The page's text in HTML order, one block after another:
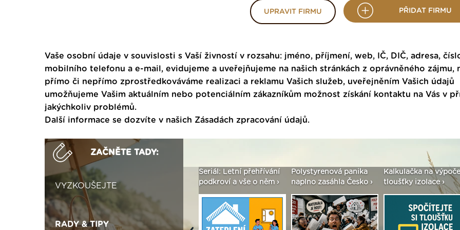
UPRAVIT FIRMU PŘIDAT FIRMU
Vaše osobní údaje v souvislosti s Vaší živností v rozsahu: jméno, příjmení, web, IČ, DIČ, adresa,
mobilního telefonu a e-mail, evidujeme a uveřejňujeme na našich stránkách z oprávněného zájmu,
přímo či nepřímo zprostředkováváme realizaci a reklamu Vašich služeb, uveřejněním Vašich údajů
umožňujeme Vašim aktuálním nebo potenciálním zákazníkům možnost získání kontaktu na Vás v
jakýchkoliv problémů.
Další informace se dozvíte v našich Zásadách zpracování údajů.
ZAČNĚTE TADY:
VYZKOUŠEJTE
RADY & TIPY
Vytvořte si vizualizaci
seženeme! ›
Seriál: Letní přehřívání
podkroví a vše o něm ›
Polystyrenová panika
naplno zasáhla Česko ›
Kalkulačka na
tloušťky izolace ›